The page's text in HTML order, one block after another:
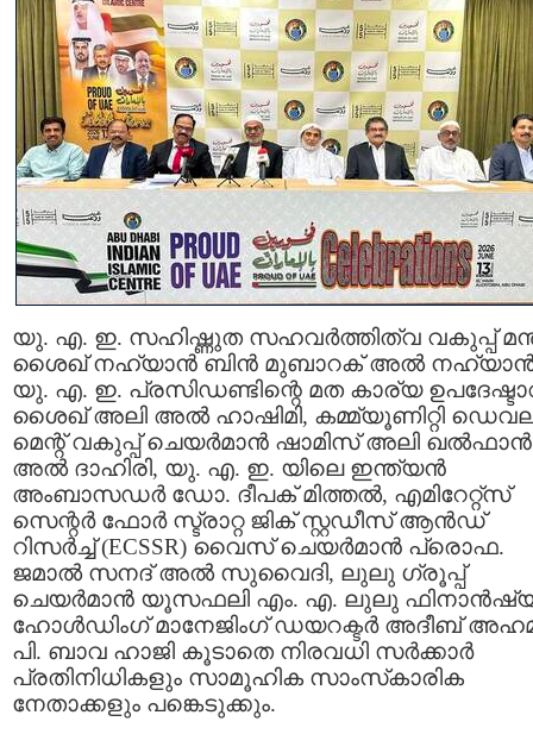
യു. എ. ഇ. സഹിഷ്ണുത സഹവർത്തിത്വ വകുപ്പ്
ശൈഖ് നഹ്യാൻ ബിൻ മുബാറക് അൽ
യു. എ. ഇ. പ്രസിഡണ്ടിന്റെ മത കാര്യ
ശൈഖ് അലി അൽ ഹാഷിമി, കമ്മ്യൂണിറ്റി
മെന്റ് വകുപ്പ് ചെയർമാൻ ഷാമിസ് അലി ഖൽഫാൻ
അൽ ദാഹിരി, യു. എ. ഇ. യിലെ ഇന്ത്യൻ
അംബാസഡർ ഡോ. ദീപക് മിത്തൽ, എമിറേറ്റ്സ്
സെന്റർ ഫോർ സ്ട്രാറ്റ ജിക് സ്റ്റഡീസ് ആൻഡ്
റിസർച്ച് (ECSSR) വൈസ് ചെയർമാൻ പ്രൊഫ.
ജമാൽ സനദ് അൽ സുവൈദി, ലുലു ഗ്രൂപ്പ്
ചെയർമാൻ യൂസഫലി എം. എ. ലുലു
ഹോൾഡിംഗ്‌ മാനേജിംഗ് ഡയറക്ടർ അദീബ്
പി. ബാവ ഹാജി കൂടാതെ നിരവധി സർക്കാർ
പ്രതിനിധികളും സാമൂഹിക സാംസ്‌കാരിക
നേതാക്കളും പങ്കെടുക്കും.